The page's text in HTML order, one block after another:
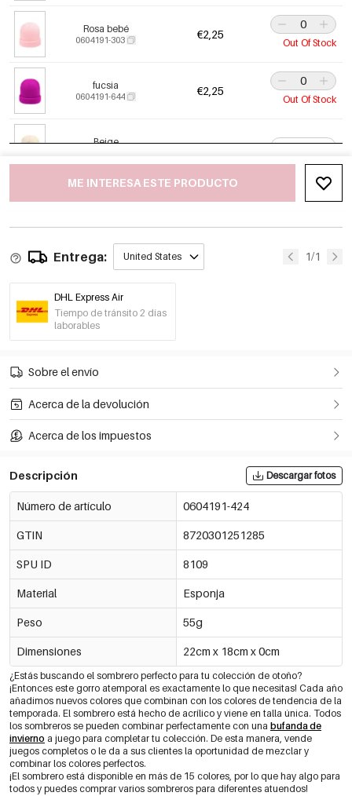
Rosa bebé
0604191-303 €2,25
Out Of Stock
fucsia
0604191-644 €2,25
Out Of Stock
Beige €2,25
€2,25
Marrón
0604191-501 €2,25
Azul
0604191-205
Azul
0604191-284
0604191-405 Out Of Stock
0604191-202
0604191-300 €2,25
Out Of Stock
0604191-301 €2,25
Out Of Stock
€2,25
Rosa
0604191-305 €2,25
Out Of Stock
Verde
0604191-406 Out Of Stock
ME INTERESA ESTE PRODUCTO
Entrega: United States 1/1
DHL Express Air
Tiempo de tránsito 2 días
laborables
Sobre el envío
Acerca de la devolución
Acerca de los impuestos
Descripción Descargar fotos
Número de artículo 0604191-424
GTIN 8720301251285
SPU ID 8109
Material Esponja
Peso 55g
Dimensiones 22cm x 18cm x 0cm
¿Estás buscando el sombrero perfecto para tu colección de otoño?
¡Entonces este gorro atemporal es exactamente lo que necesitas! Cada año
añadimos nuevos colores que combinan con los colores de tendencia de la
temporada. El sombrero está hecho de acrílico y viene en talla única. Todos
los sombreros se pueden combinar perfectamente con una bufanda de
invierno a juego para completar tu colección. De esta manera, vende
juegos completos o le da a sus clientes la oportunidad de mezclar y
combinar los colores perfectos.
¡El sombrero está disponible en más de 15 colores, por lo que hay algo para
todos y puedes comprar varios sombreros para diferentes atuendos!